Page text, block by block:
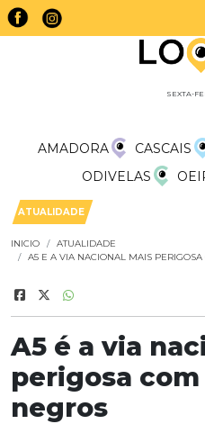
SEXTA-
AMADORA CASCAIS
ODIVELAS
ATUALIDADE
INICIO
ATUALIDADE
A5 E A VIA NACIONAL MAIS
A5 é a via
perigosa
negros